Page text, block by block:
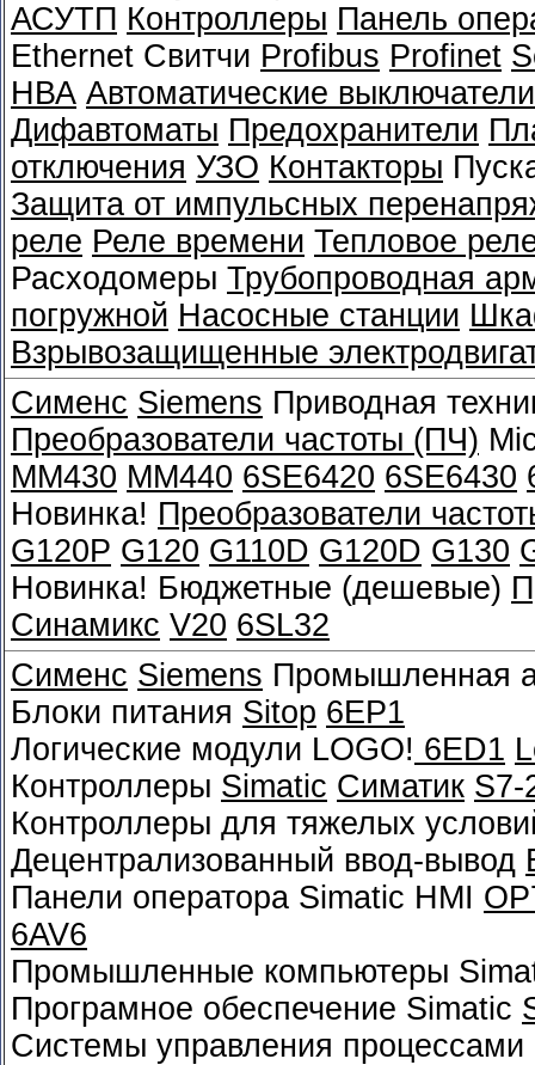
АСУТП Контроллеры Панель
Ethernet Свитчи Profibus Profinet
НВА Автоматические выключатели
Дифавтоматы Предохранители
отключения УЗО Контакторы
Защита от импульсных
реле Реле времени Тепловое
Расходомеры Трубопроводная
погружной Насосные станции
Взрывозащищенные
Сименс Siemens Приводная
Преобразователи частоты (ПЧ)
MM430 MM440 6SE6420 6SE6430
Новинка! Преобразователи
G120P G120 G110D G120D G130
Новинка! Бюджетные (дешевые)
Синамикс V20 6SL32
Сименс Siemens Промышленная
Блоки питания Sitop 6EP1
Логические модули LOGO! 6ED1
Контроллеры Simatic Симатик S7-
Контроллеры для тяжелых
Децентрализованный ввод-вывод
Панели оператора Simatic HMI
6AV6
Промышленные компьютеры
Програмное обеспечение Simatic
Системы управления